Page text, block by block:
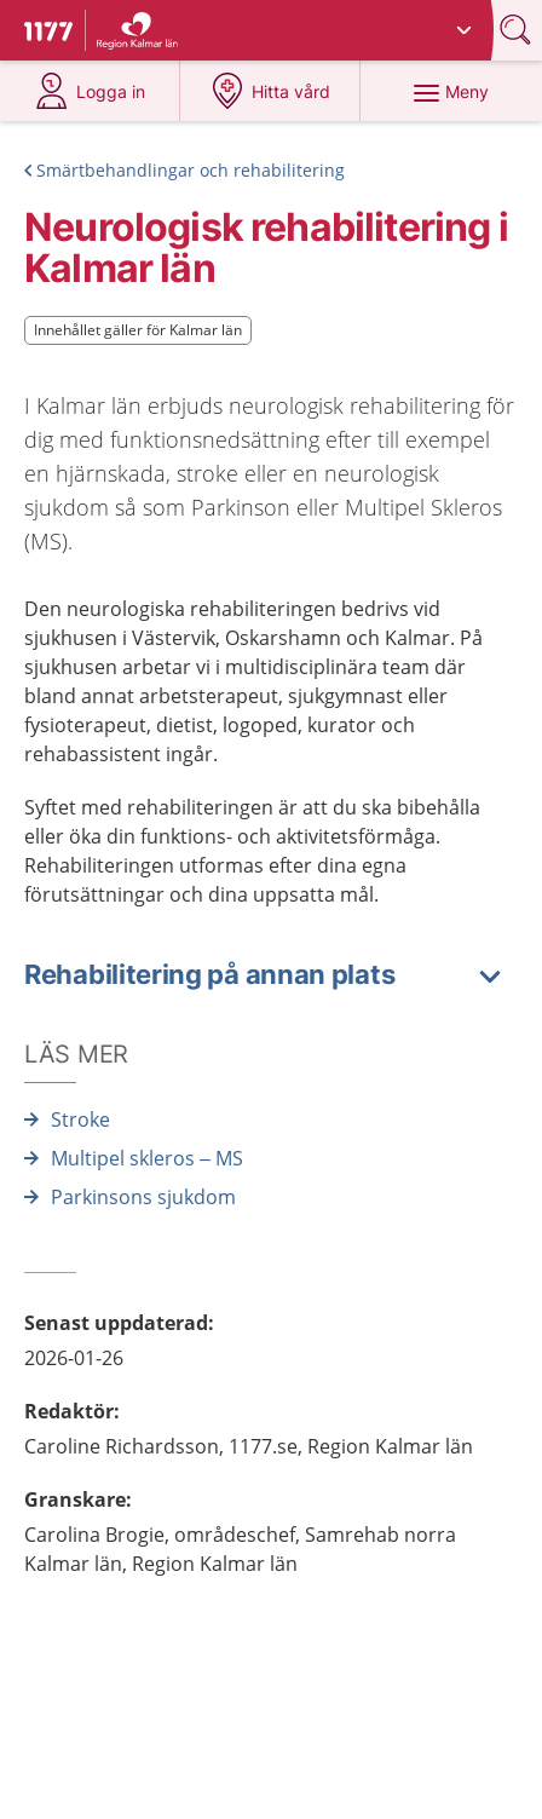
Till startsidan för 1177
Du har valt region
Logga in
på 1177.se
Hitta vård
på 1177.se
Meny
Smärtbehandlingar och rehabilitering
Neurologisk rehabilitering i
Kalmar län
Innehållet gäller för Kalmar län
Innehållet gäller för Kalmar län
I Kalmar län erbjuds neurologisk rehabilitering för
dig med funktionsnedsättning efter till exempel
en hjärnskada, stroke eller en neurologisk
sjukdom så som Parkinson eller Multipel Skleros
(MS).
Den neurologiska rehabiliteringen bedrivs vid
sjukhusen i Västervik, Oskarshamn och Kalmar. På
sjukhusen arbetar vi i multidisciplinära team där
bland annat arbetsterapeut, sjukgymnast eller
fysioterapeut, dietist, logoped, kurator och
rehabassistent ingår.
Syftet med rehabiliteringen är att du ska bibehålla
eller öka din funktions- och aktivitetsförmåga.
Rehabiliteringen utformas efter dina egna
förutsättningar och dina uppsatta mål.
Rehabilitering på annan plats
LÄS MER
Stroke
Multipel skleros – MS
Parkinsons sjukdom
Senast uppdaterad:
2026-01-26
Redaktör:
Caroline Richardsson, 1177.se, Region Kalmar län
Granskare:
Carolina Brogie, områdeschef, Samrehab norra
Kalmar län, Region Kalmar län